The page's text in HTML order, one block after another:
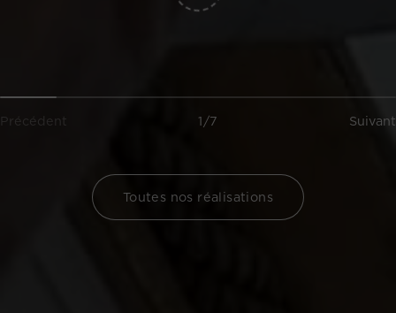
Précédent 1/7 Suivant
Toutes nos réalisations